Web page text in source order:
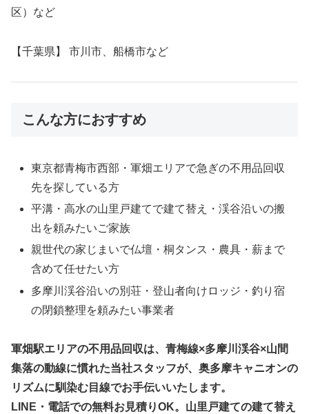
区）など
【千葉県】 市川市、船橋市など
こんな方におすすめ
東京都青梅市西部・軍畑エリアで急ぎの不用品回収
先を探している方
平溝・高水の山里戸建てで建て替え・渓谷沿いの搬
出を頼みたいご家族
親世代の家じまいで仏壇・桐タンス・農具・薪まで
含めて任せたい方
多摩川渓谷沿いの別荘・登山者向けロッジ・釣り宿
の閉鎖整理を頼みたい事業者
軍畑駅エリアの不用品回収は、青梅線×多摩川渓谷×山間
集落の動線に慣れた当社スタッフが、奥多摩キャニオンの
リズムに馴染む目線でお手伝いいたします。
LINE・電話での無料お見積りOK。山里戸建ての建て替え